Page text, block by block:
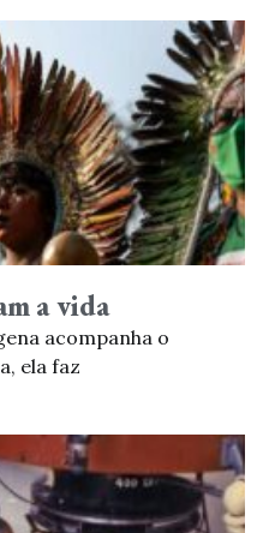
a vida
acompanha o
ela faz